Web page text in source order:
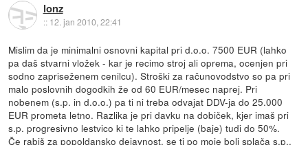
lonz
:: 12. jan 2010, 22:41
Mislim da je minimalni osnovni kapital pri d.o.o. 7500 EUR (lahko
pa daš stvarni vložek - kar je recimo stroj ali oprema, ocenjen pri
sodno zapriseženem cenilcu). Stroški za računovodstvo so pa pri
malo poslovnih dogodkih že od 60 EUR/mesec naprej. Pri
nobenem (s.p. in d.o.o.) pa ti ni treba odvajat DDV-ja do 25.000
EUR prometa letno. Razlika je pri davku na dobiček, kjer imaš pri
s.p. progresivno lestvico ki te lahko pripelje (baje) tudi do 50%.
Če rabiš za popoldansko dejavnost, se ti po moje bolj splača s.p.,